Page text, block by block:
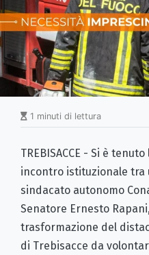
1 minuti di lettura
TREBISACCE - Si è
incontro istituzionale tra
sindacato autonomo
Senatore Ernesto
trasformazione del
di Trebisacce da